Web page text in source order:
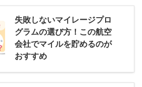
失敗しないマイレージプロ
グラムの選び方！この航空
会社でマイルを貯めるのが
おすすめ